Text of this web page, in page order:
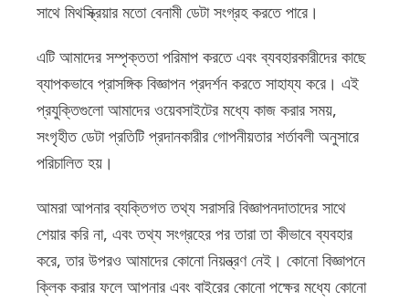
সাথে মিথস্ক্রিয়ার মতো বেনামী ডেটা সংগ্রহ করতে পারে।
এটি আমাদের সম্পৃক্ততা পরিমাপ করতে এবং ব্যবহারকারীদের কাছে
ব্যাপকভাবে প্রাসঙ্গিক বিজ্ঞাপন প্রদর্শন করতে সাহায্য করে। এই
প্রযুক্তিগুলো আমাদের ওয়েবসাইটের মধ্যে কাজ করার সময়,
সংগৃহীত ডেটা প্রতিটি প্রদানকারীর গোপনীয়তার শর্তাবলী অনুসারে
পরিচালিত হয়।
আমরা আপনার ব্যক্তিগত তথ্য সরাসরি বিজ্ঞাপনদাতাদের সাথে
শেয়ার করি না, এবং তথ্য সংগ্রহের পর তারা তা কীভাবে ব্যবহার
করে, তার উপরও আমাদের কোনো নিয়ন্ত্রণ নেই। কোনো বিজ্ঞাপনে
ক্লিক করার ফলে আপনার এবং বাইরের কোনো পক্ষের মধ্যে কোনো